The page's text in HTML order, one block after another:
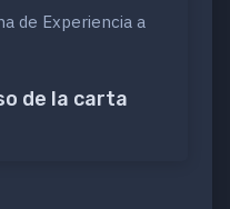
de Experiencia a
de la carta